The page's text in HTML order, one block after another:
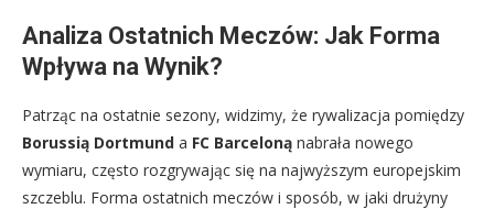
Analiza Ostatnich Meczów: Jak Forma
Wpływa na Wynik?
Patrząc na ostatnie sezony, widzimy, że rywalizacja pomiędzy
Borussią Dortmund a FC Barceloną nabrała nowego
wymiaru, często rozgrywając się na najwyższym europejskim
szczeblu. Forma ostatnich meczów i sposób, w jaki drużyny